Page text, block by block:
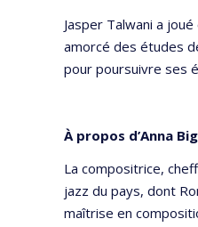
Jasper Talwani a
amorcé des études
pour poursuivre ses
À propos d’Anna
La compositrice,
jazz du pays, dont
maîtrise en